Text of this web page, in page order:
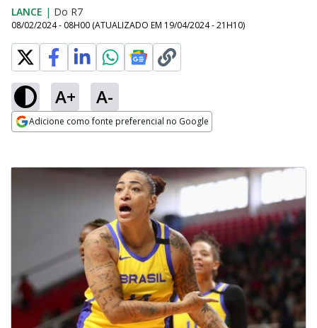
LANCE | Do R7
08/02/2024 - 08H00 (ATUALIZADO EM 19/04/2024 - 21H10)
A+ A-
Adicione como fonte preferencial no Google